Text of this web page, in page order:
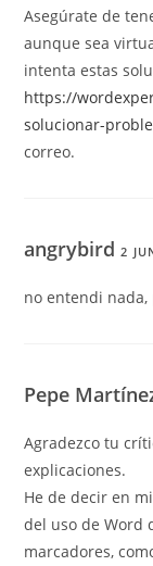
Asegúrate de
aunque sea
intenta estas
https://
solucionar-
correo.
angrybird2
no entendi
Pepe
Agradezco tu
explicaciones.
He de decir en
del uso de Word
marcadores,